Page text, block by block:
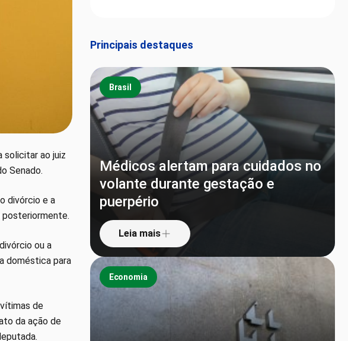
solicitar ao juiz
Senado.
divórcio e a
posteriormente.
ou a
doméstica para
de
da ação de
Principais destaques
Brasil
Médicos alertam para cuidados no
volante durante gestação e
puerpério
Leia mais
Economia